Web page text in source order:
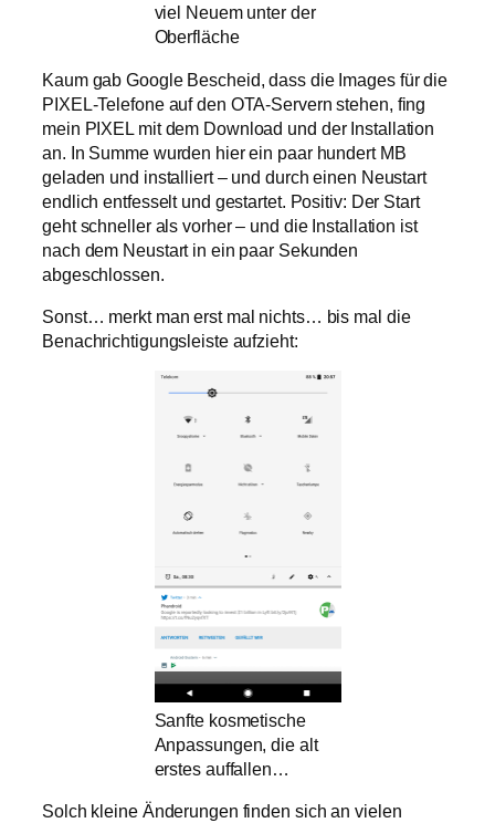
viel Neuem unter der
Oberfläche
Kaum gab Google Bescheid, dass die Images für die
PIXEL-Telefone auf den OTA-Servern stehen, fing
mein PIXEL mit dem Download und der Installation
an. In Summe wurden hier ein paar hundert MB
geladen und installiert – und durch einen Neustart
endlich entfesselt und gestartet. Positiv: Der Start
geht schneller als vorher – und die Installation ist
nach dem Neustart in ein paar Sekunden
abgeschlossen.
Sonst… merkt man erst mal nichts… bis mal die
Benachrichtigungsleiste aufzieht:
Sanfte kosmetische
Anpassungen, die alt
erstes auffallen…
Solch kleine Änderungen finden sich an vielen